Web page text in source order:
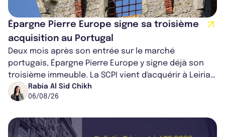
Épargne Pierre Europe signe sa troisième
acquisition au Portugal
Deux mois après son entrée sur le marché
portugais, Épargne Pierre Europe y signe déjà son
troisième immeuble. La SCPI vient d'acquérir à Leiria,
dans le centre du pays, un établis...
Rabia Al Sid Chikh
06/08/26